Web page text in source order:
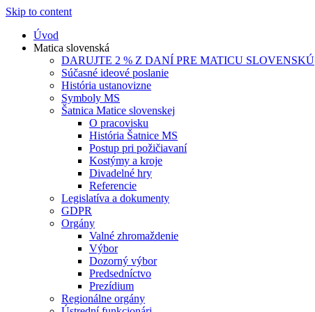
Skip to content
Úvod
Matica slovenská
DARUJTE 2 % Z DANÍ PRE MATICU SLOVENSKÚ
Súčasné ideové poslanie
História ustanovizne
Symboly MS
Šatnica Matice slovenskej
O pracovisku
História Šatnice MS
Postup pri požičiavaní
Kostýmy a kroje
Divadelné hry
Referencie
Legislatíva a dokumenty
GDPR
Orgány
Valné zhromaždenie
Výbor
Dozorný výbor
Predsedníctvo
Prezídium
Regionálne orgány